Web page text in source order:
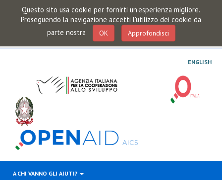
Questo sito usa cookie per fornirti un'esperienza migliore.
Proseguendo la navigazione accetti l'utilizzo dei cookie da
parte nostra
OK Approfondisci
ENGLISH
A CHI VANNO GLI AIUTI?